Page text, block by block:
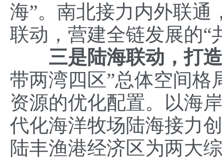
海”。南北接力内外联通
联动，营建全链发展的“
三是陆海联动，打
带两湾四区”总体空间
资源的优化配置。以海
代化海洋牧场陆海接力
陆丰渔港经济区为两大